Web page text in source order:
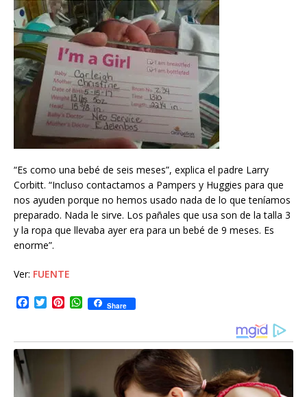
“Es como una bebé de seis meses”, explica el padre Larry
Corbitt. “Incluso contactamos a Pampers y Huggies para que
nos ayuden porque no hemos usado nada de lo que teníamos
preparado. Nada le sirve. Los pañales que usa son de la talla 3
y la ropa que llevaba ayer era para un bebé de 9 meses. Es
enorme”.
Ver: FUENTE
e
b
o
T
t
t
P
t
e
W
h
t
s
p
Share